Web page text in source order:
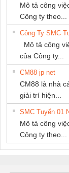
Mô tả công
Công ty theo...
Công Ty SMC
Mô tả công
của Công ty...
CM88 jp net
CM88 là nhà
giải trí hiện...
SMC Tuyển 01
Mô tả công
Công ty theo...